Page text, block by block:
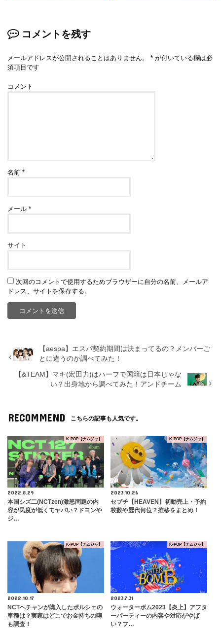
コメントを残す
メールアドレスが公開されることはありません。 * が付いている欄は必
須項目です
コメント
名前*
メール*
サイト
次回のコメントで使用するためブラウザーに自分の名前、メールア
ドレス、サイトを保存する。
【aespa】エスパ契約期間は決まってるの？メンバーご
とに違うのか調べてみた！
【&TEAM】マキ(宏田力)はハーフで国籍は日本じゃな
い？出身地から調べてみた！アンドチーム
RECOMMEND こちらの記事も人気です。
K-POP【ナムジャ】
2022.8.29
本国シズ二(NCTzen)激怒問題の内
容が民度が低くてヤバい？ドヨンや
ジ…
K-POP【ナムジャ】
2023.10.26
セブチ【HEAVEN】初動売上・予約
枚数や歴代何位？推移をまとめ！
K-POP【ナムジャ】
2022.10.17
NCTヘチャンが購入したポルシェの
車種は？実家はどこでお金持ちの噂
も調査！
K-POP【ナムジャ】
2023.7.31
ウォーターボム2023【炎上】アフタ
ーパーティーの内容や対応がやば
い？フ…